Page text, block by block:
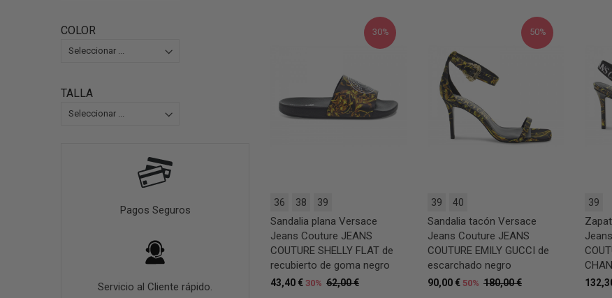
COLOR
TALLA
Pagos Seguros
Servicio al Cliente rápido.
30%
36 38 39
Sandalia plana Versace
Jeans Couture JEANS
COUTURE SHELLY FLAT de
recubierto de goma negro
62,00 €
43,40 € 30%
50%
39 40
Sandalia tacón Versace
Jeans Couture JEANS
COUTURE EMILY GUCCI de
escarchado negro
180,00 €
90,00 € 50%
39